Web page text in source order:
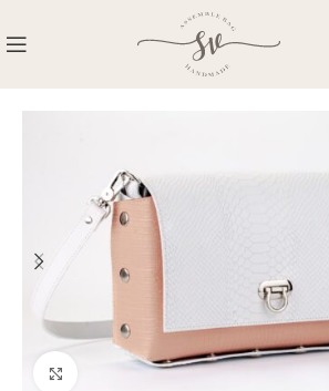
Click to enlarge